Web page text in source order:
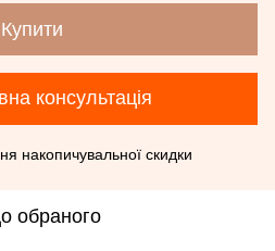
Купити
консультація
накопичувальної скидки
обраного